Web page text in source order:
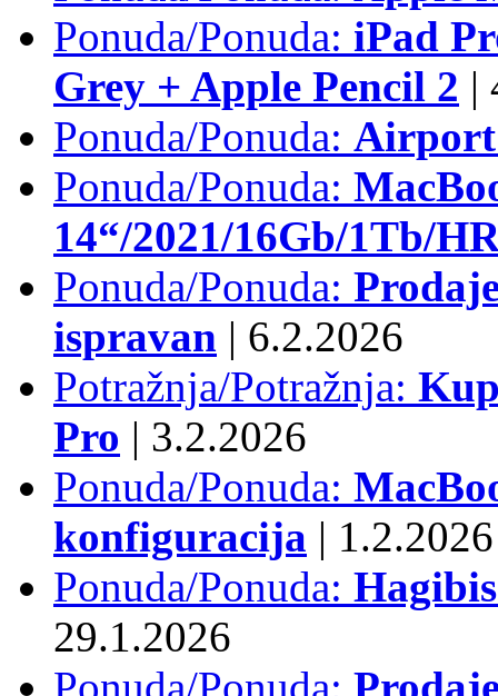
Ponuda/Ponuda: iPad
Grey + Apple Pencil 2 |
Ponuda/Ponuda: Airport
Ponuda/Ponuda:
14“/2021/16Gb/1Tb/
Ponuda/Ponuda:
ispravan | 6.2.2026
Potražnja/Potražnja:
Pro | 3.2.2026
Ponuda/Ponuda:
konfiguracija | 1.2.2026
Ponuda/Ponuda:
29.1.2026